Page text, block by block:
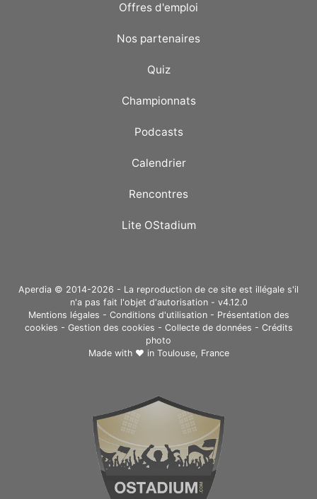
Offres d'emploi
Nos partenaires
Quiz
Championnats
Podcasts
Calendrier
Rencontres
Lite OStadium
Aperdia © 2014-2026 - La reproduction de ce site est illégale s'il
n'a pas fait l'objet d'autorisation - v4.12.0
Mentions légales - Conditions d'utilisation- Présentation des
cookies - Gestion des cookies - Collecte de données - Crédits
photo
Made with ❤ in Toulouse, France